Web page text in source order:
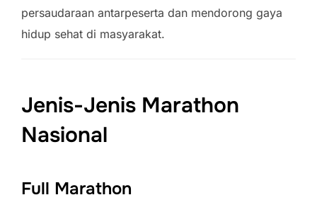
persaudaraan antarpeserta dan mendorong gaya
hidup sehat di masyarakat.
Jenis-Jenis Marathon
Nasional
Full Marathon